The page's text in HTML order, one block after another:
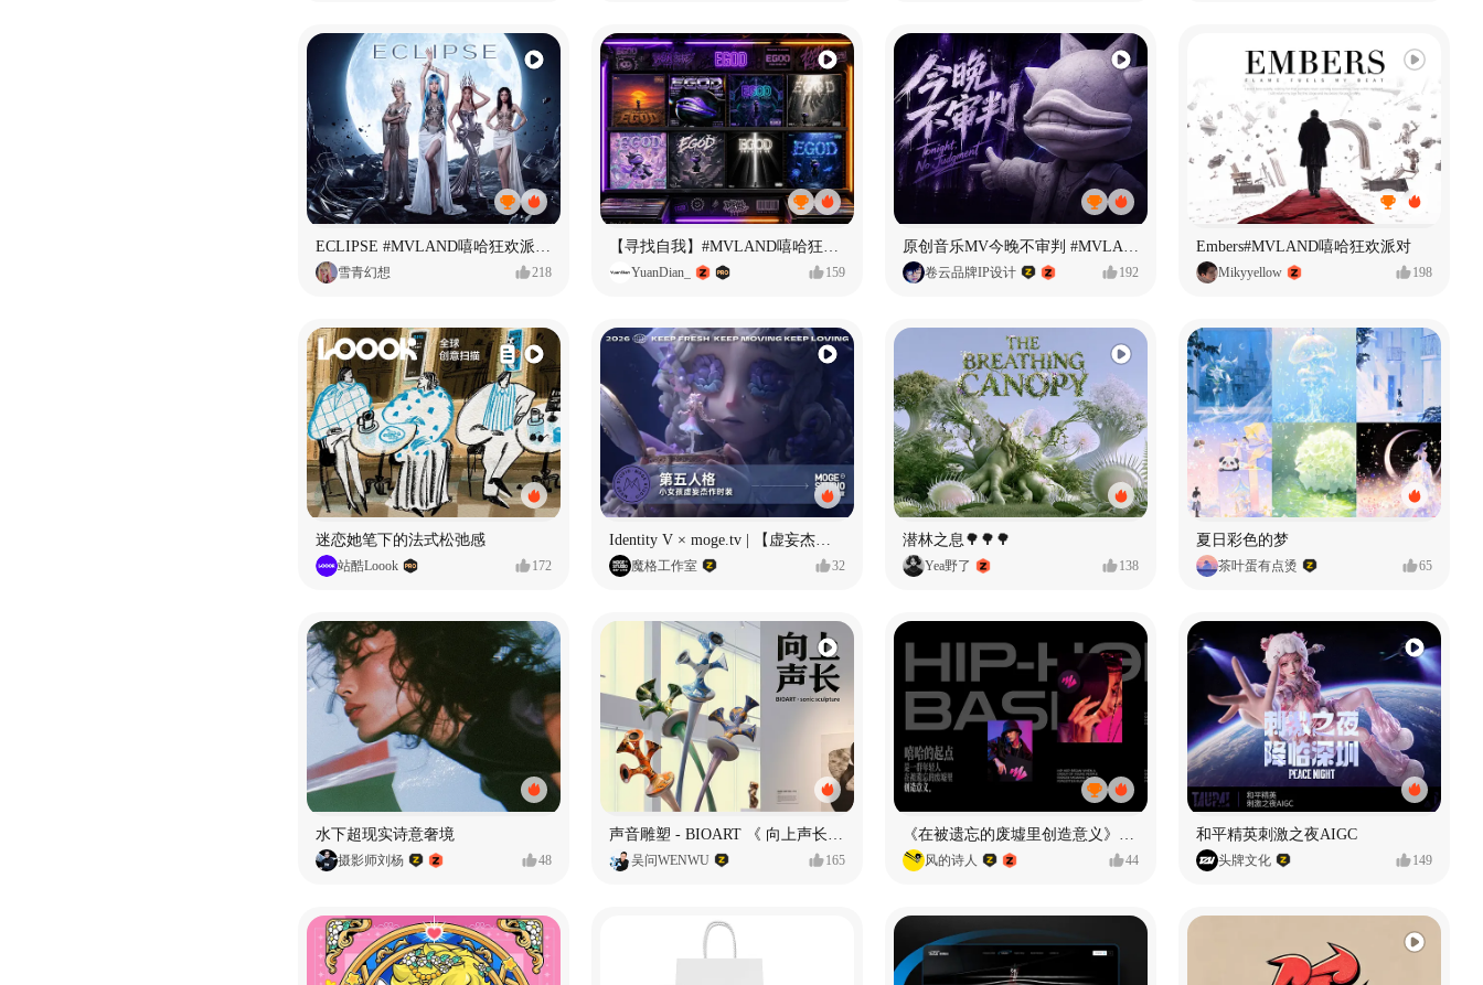
雪青幻想 218 YuanDian_ 159 卷云品牌IP设计 192
Embers#MVLAND嘻哈狂欢派对
Mikyyellow 198
迷恋她笔下的法式松弛感
站酷Loook 172
Identity V × moge.tv | 【虚妄杰作时装】“小女孩”
魔格工作室 32
潜林之息🌳🌳🌳
Yea野了 138
夏日彩色的梦
茶叶蛋有点烫 65
水下超现实诗意奢境
摄影师刘杨 48 吴问WENWU 165 风的诗人 44
和平精英刺激之夜AIGC
头牌文化 149